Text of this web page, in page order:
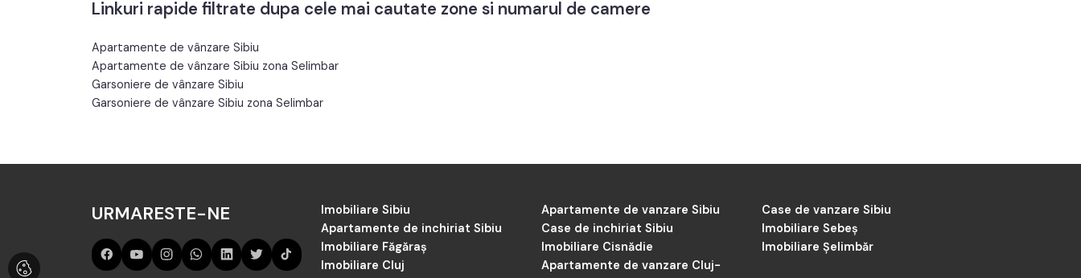
Linkuri rapide filtrate dupa cele mai cautate zone si numarul de camere
Apartamente de vânzare Sibiu
Apartamente de vânzare Sibiu zona Selimbar
Garsoniere de vânzare Sibiu
Garsoniere de vânzare Sibiu zona Selimbar
Apartamente de inchiriat Sibiu
Case de inchiriat Sibiu
Imobiliare Sebeș
Imobiliare Făgăraș
Imobiliare Cisnădie
Imobiliare Șelimbăr
Imobiliare Cluj
Apartamente de vanzare Cluj-
Napoca